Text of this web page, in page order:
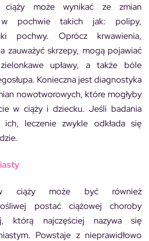
ciąży może wynikać ze zmian
w pochwie takich jak: polipy,
pochwy. Oprócz krwawienia,
zauważyć skrzepy, mogą pojawiać
upławy, a także bóle
Konieczna jest diagnostyka
nowotworowych, które mogłyby
w ciąży i dziecku. Jeśli badania
ich, leczenie zwykle odkłada się
w ciąży może być również
postać ciążowej choroby
którą najczęściej nazywa się
Powstaje z nieprawidłowo